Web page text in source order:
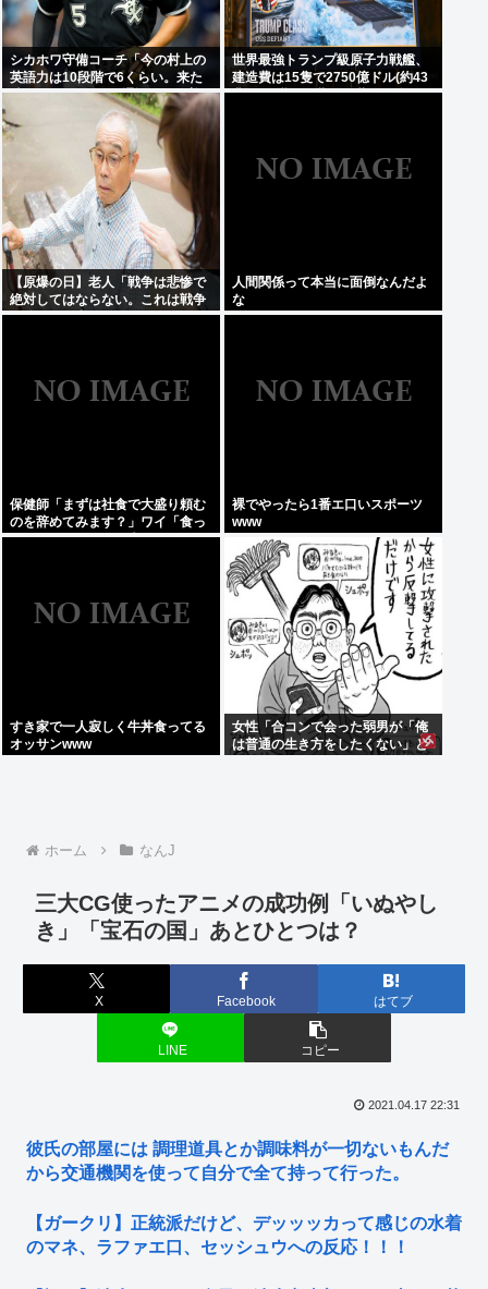
シカホワ守備コーチ「今の村上の
英語力は10段階で6くらい。来た
時は0だった（笑）通訳なしで普
世界最強トランプ級原子力戦艦、
建造費は15隻で2750億ドル(約43
兆円)と掛かる費用も世界最強に
【原爆の日】老人「戦争は悲惨で
絶対してはならない。これは戦争
経験のある者しか分からない」←
人間関係って本当に面倒なんだよ
な
保健師「まずは社食で大盛り頼む
のを辞めてみます？」ワイ「食っ
ちゃいけないものを売ってるの
裸でやったら1番エ口いスポーツ
www
すき家で一人寂しく牛丼食ってる
オッサンwww
女性「合コンで会った弱男が「俺
は普通の生き方をしたくない」と
ホーム なんJ
三大CG使ったアニメの成功例「いぬやし
き」「宝石の国」あとひとつは？
X Facebook はてブ
LINE コピー
2021.04.17 22:31
彼氏の部屋には 調理道具とか調味料が一切ないもんだ
から交通機関を使って自分で全て持って行った。
【ガークリ】正統派だけど、デッッッカって感じの水着
のマネ、ラファエ口、セッシュウへの反応！！！